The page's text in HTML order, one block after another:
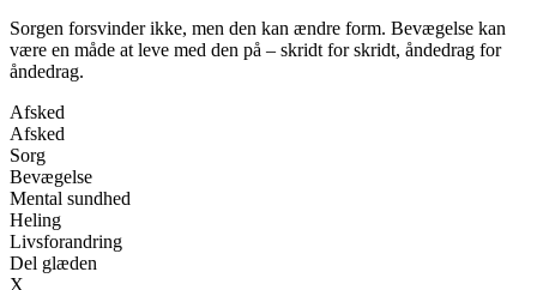
Sorgen forsvinder ikke, men den kan ændre form. Bevægelse kan
være en måde at leve med den på – skridt for skridt, åndedrag for
åndedrag.
Afsked
Afsked
Sorg
Bevægelse
Mental sundhed
Heling
Livsforandring
Del glæden
X